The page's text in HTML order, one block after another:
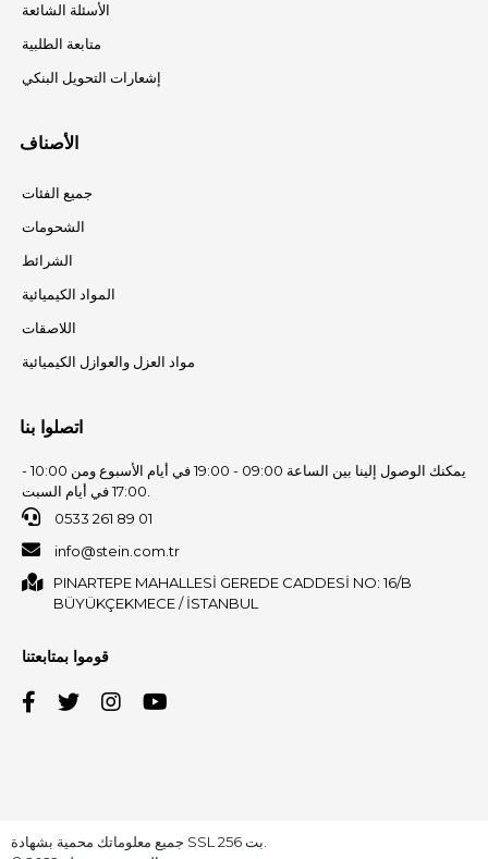
الأسئلة الشائعة
متابعة الطلبية
إشعارات التحويل البنكي
الأصناف
جميع الفئات
الشحومات
الشرائط
المواد الكيميائية
اللاصقات
مواد العزل والعوازل الكيميائية
اتصلوا بنا
يمكنك الوصول إلينا بين الساعة 09:00 - 19:00 في أيام الأسبوع ومن 10:00 -
0533 261 89 01
info@stein.com.tr
PINARTEPE MAHALLESİ GEREDE CADDESİ NO: 16/B
BÜYÜKÇEKMECE / İSTANBUL
قوموا بمتابعتنا